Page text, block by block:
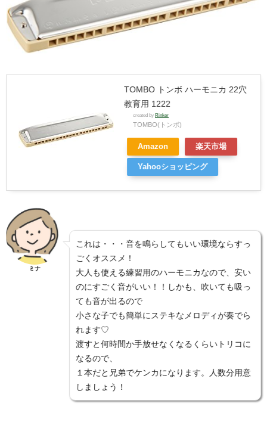
TOMBO トンボ ハーモニカ 22穴
教育用 1222
created byRinker
TOMBO(トンボ)
Amazon 楽天市場
Yahooショッピング
ミナ
これは・・・音を鳴らしてもいい環境ならすっ
ごくオススメ！
大人も使える練習用のハーモニカなので、安い
のにすごく音がいい！！しかも、吹いても吸っ
ても音が出るので
小さな子でも簡単にステキなメロディが奏でら
れます♡
渡すと何時間か手放せなくなるくらいトリコに
なるので、
１本だと兄弟でケンカになります。人数分用意
しましょう！